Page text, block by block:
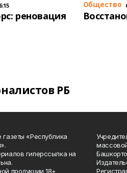
реновация
Общество
РБ
«Республика
гиперссылка на
продукции 18+